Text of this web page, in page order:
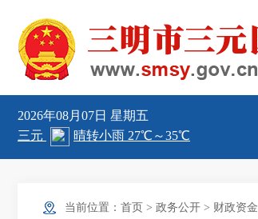
2026年08月07日 星期五
当前位置： 首页 > 政务公开 > 财政资金